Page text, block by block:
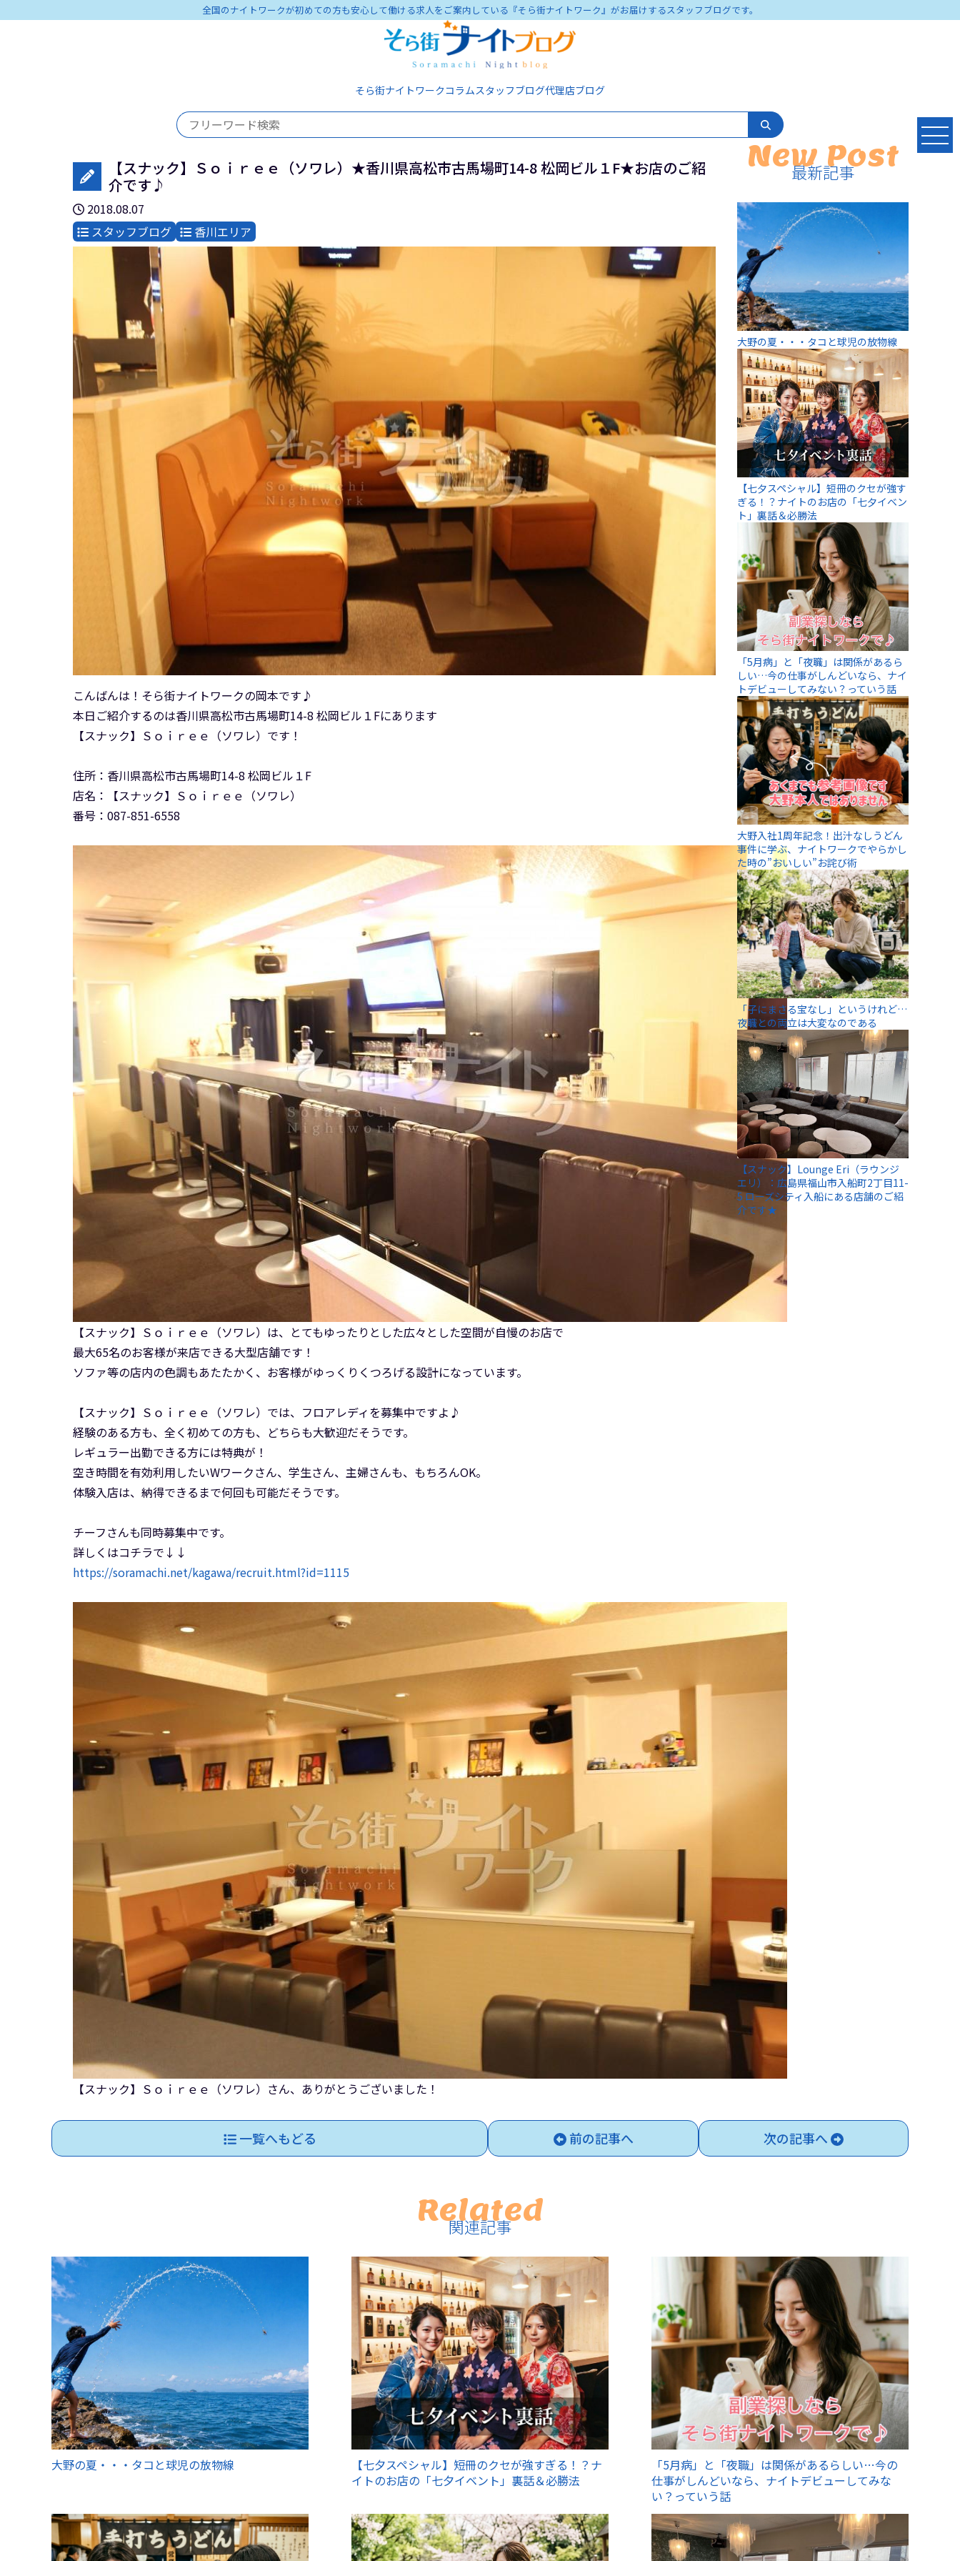
全国のナイトワークが初めての方も安心して働ける求人をご案内している『そら街ナイトワーク』がお届けするスタッフブログです。
そら街ナイトワークコラムスタッフブログ代理店ブログ
【スナック】Ｓｏｉｒｅｅ（ソワレ）★香川県高松市古馬場町14-8 松岡ビル１F★お店のご紹
介です♪
2018.08.07
スタッフブログ
香川エリア
こんばんは！そら街ナイトワークの岡本です♪
本日ご紹介するのは香川県高松市古馬場町14-8 松岡ビル１Fにあります
【スナック】Ｓｏｉｒｅｅ（ソワレ）です！
住所：香川県高松市古馬場町14-8 松岡ビル１F
店名：【スナック】Ｓｏｉｒｅｅ（ソワレ）
番号：087-851-6558
【スナック】Ｓｏｉｒｅｅ（ソワレ）は、とてもゆったりとした広々とした空間が自慢のお店で
最大65名のお客様が来店できる大型店舗です！
ソファ等の店内の色調もあたたかく、お客様がゆっくりくつろげる設計になっています。
【スナック】Ｓｏｉｒｅｅ（ソワレ）では、フロアレディを募集中ですよ♪
経験のある方も、全く初めての方も、どちらも大歓迎だそうです。
レギュラー出勤できる方には特典が！
空き時間を有効利用したいWワークさん、学生さん、主婦さんも、もちろんOK。
体験入店は、納得できるまで何回も可能だそうです。
チーフさんも同時募集中です。
詳しくはコチラで↓↓
https://soramachi.net/kagawa/recruit.html?id=1115
【スナック】Ｓｏｉｒｅｅ（ソワレ）さん、ありがとうございました！
New Post
最新記事
大野の夏・・・タコと球児の放物線
【七夕スペシャル】短冊のクセが強す
ぎる！？ナイトのお店の「七夕イベン
ト」裏話＆必勝法
「5月病」と「夜職」は関係があるら
しい…今の仕事がしんどいなら、ナイ
トデビューしてみない？っていう話
大野入社1周年記念！出汁なしうどん
事件に学ぶ、ナイトワークでやらかし
た時の”おいしい”お詫び術
「子にまさる宝なし」というけれど…
夜職との両立は大変なのである
【スナック】Lounge Eri（ラウンジ
エリ）：広島県福山市入船町2丁目11-
5 ローズシティ入船にある店舗のご紹
介です★
一覧へもどる 前の記事へ 次の記事へ
Related
関連記事
大野の夏・・・タコと球児の放物線
【七夕スペシャル】短冊のクセが強すぎる！？ナ
イトのお店の「七夕イベント」裏話＆必勝法
「5月病」と「夜職」は関係があるらしい…今の
仕事がしんどいなら、ナイトデビューしてみな
い？っていう話